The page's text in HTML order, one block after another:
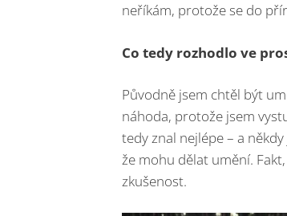
neříkám, protože se do
Co tedy rozhodlo ve
Původně jsem chtěl být
náhoda, protože jsem
tedy znal nejlépe – a
že mohu dělat umění.
zkušenost.